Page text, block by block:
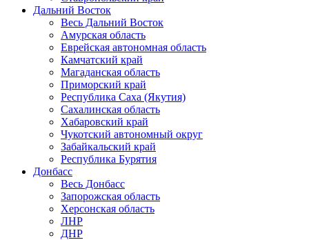
Дальний Восток
Весь Дальний Восток
Амурская область
Еврейская автономная область
Камчатский край
Магаданская область
Приморский край
Республика Саха (Якутия)
Сахалинская область
Хабаровский край
Чукотский автономный округ
Забайкальский край
Республика Бурятия
Донбасс
Весь Донбасс
Запорожская область
Херсонская область
ЛНР
ДНР